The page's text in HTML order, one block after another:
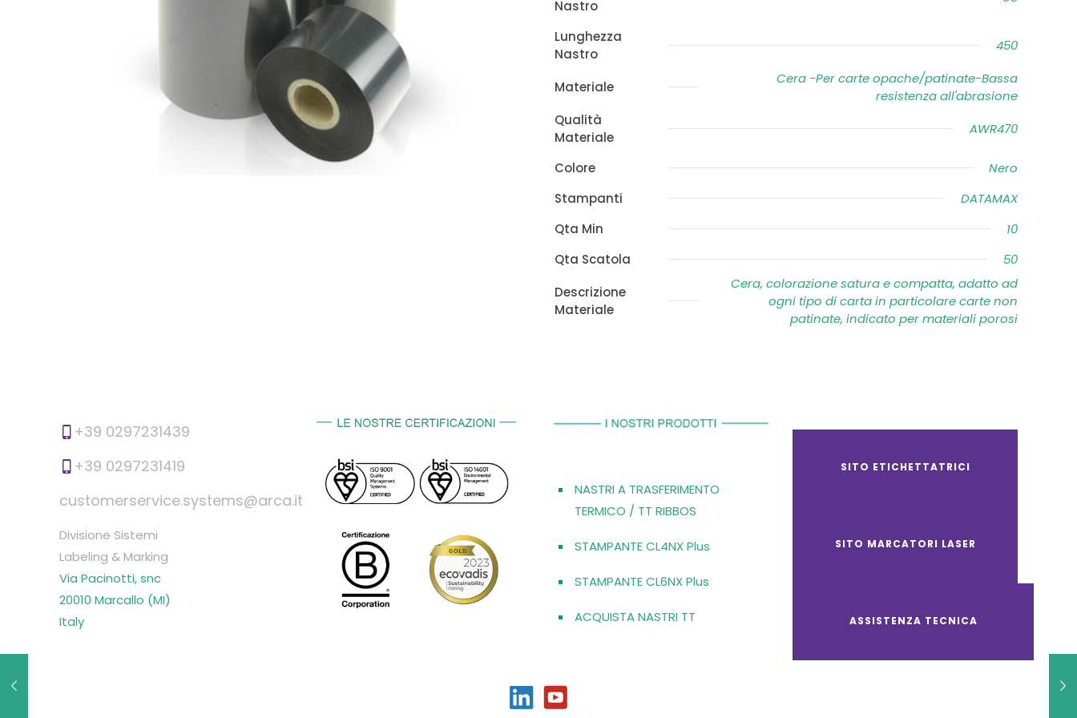
450m
DATAMAX
Nastro
Lunghezza
Nastro
450
Materiale
Cera -Per carte opache/patinate-Bassa
resistenza all'abrasione
Qualità
Materiale
AWR470
Colore
Nero
Stampanti
DATAMAX
Qta Min
10
Qta Scatola
50
Descrizione
Materiale
Cera, colorazione satura e compatta, adatto ad
ogni tipo di carta in particolare carte non
patinate, indicato per materiali porosi
+39 0297231439
+39 0297231419
customerservice.systems@arca.it
Divisione Sistemi
Labeling & Marking
Via Pacinotti, snc
20010 Marcallo (MI)
Italy
NASTRI A TRASFERIMENTO
TERMICO / TT RIBBOS
STAMPANTE CL4NX Plus
STAMPANTE CL6NX Plus
ACQUISTA NASTRI TT
SITO ETICHETTATRICI
SITO MARCATORI LASER
ASSISTENZA TECNICA